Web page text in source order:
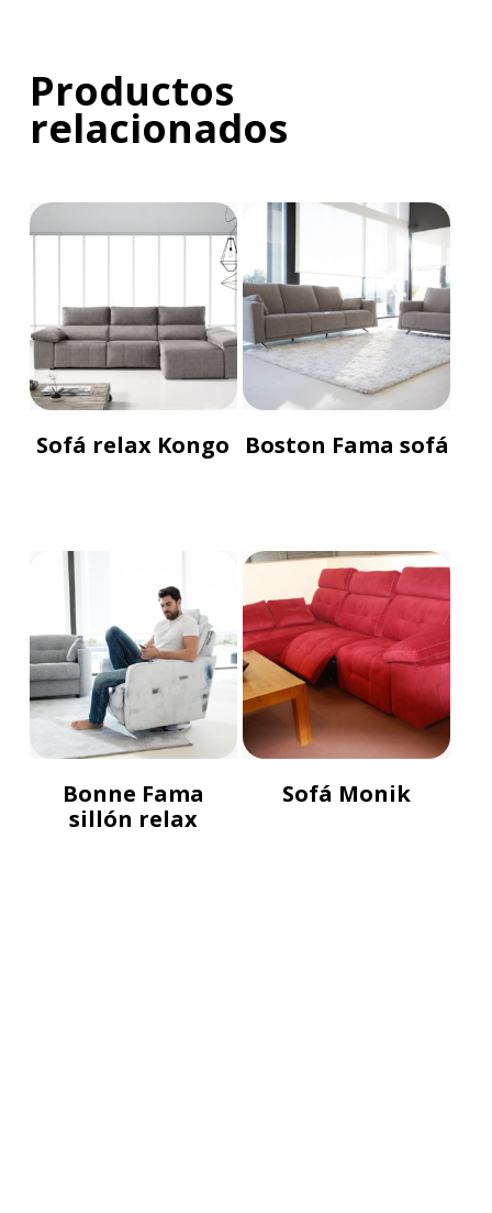
Productos
relacionados
Sofá relax Kongo Boston Fama sofá
Bonne Fama
sillón relax
Sofá Monik